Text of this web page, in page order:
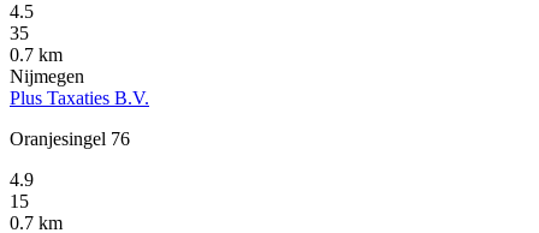
4.5
35
0.7 km
Nijmegen
Plus Taxaties B.V.
Oranjesingel 76
4.9
15
0.7 km